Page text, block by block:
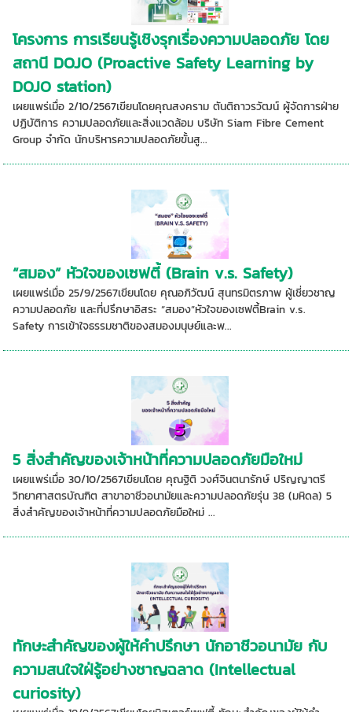
โครงการ การเรียนรู้เชิงรุกเรื่องความปลอดภัย โดย
สถานี DOJO (Proactive Safety Learning by
DOJO station)
เผยแพร่เมื่อ 2/10/2567เขียนโดยคุณสงคราม ตันติถาวรวัฒน์ ผู้จัดการฝ่าย
ปฏิบัติการ ความปลอดภัยและสิ่งแวดล้อม บริษัท Siam Fibre Cement
Group จำกัด นักบริหารความปลอดภัยขั้นสู...
“สมอง” หัวใจของเซฟตี้ (Brain v.s. Safety)
เผยแพร่เมื่อ 25/9/2567เขียนโดย คุณอภิวัฒน์ สุนทรมิตรภาพ ผู้เชี่ยวชาญ
ความปลอดภัย และที่ปรึกษาอิสระ “สมอง”หัวใจของเซฟตี้Brain v.s.
Safety การเข้าใจธรรมชาติของสมองมนุษย์และพ...
5 สิ่งสำคัญของเจ้าหน้าที่ความปลอดภัยมือใหม่
เผยแพร่เมื่อ 30/10/2567เขียนโดย คุณฐิติ วงศ์จินตนารักษ์ ปริญญาตรี
วิทยาศาสตรบัณฑิต สาขาอาชีวอนามัยและความปลอดภัยรุ่น 38 (มหิดล) 5
สิ่งสำคัญของเจ้าหน้าที่ความปลอดภัยมือใหม่ ...
ทักษะสำคัญของผู้ให้คำปรึกษา นักอาชีวอนามัย กับ
ความสนใจใฝ่รู้อย่างชาญฉลาด (Intellectual
curiosity)